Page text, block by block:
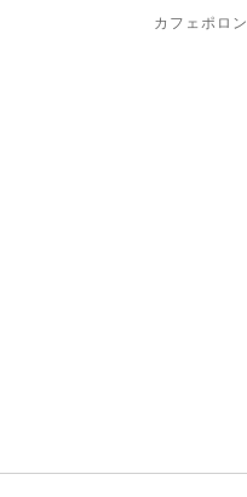
カフェポロン